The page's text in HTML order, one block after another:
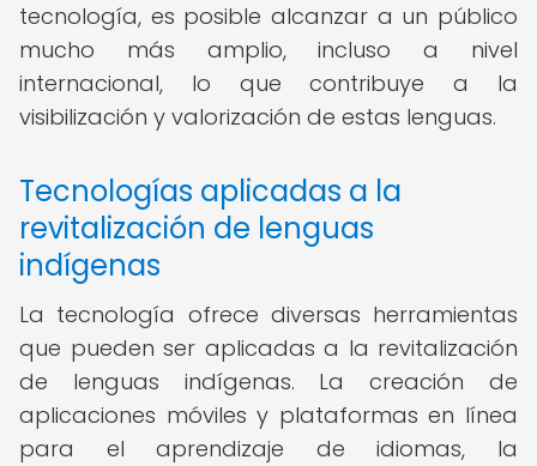
tecnología, es posible alcanzar a un público
mucho más amplio, incluso a nivel
internacional, lo que contribuye a la
visibilización y valorización de estas lenguas.
Tecnologías aplicadas a la
revitalización de lenguas
indígenas
La tecnología ofrece diversas herramientas
que pueden ser aplicadas a la revitalización
de lenguas indígenas. La creación de
aplicaciones móviles y plataformas en línea
para el aprendizaje de idiomas, la